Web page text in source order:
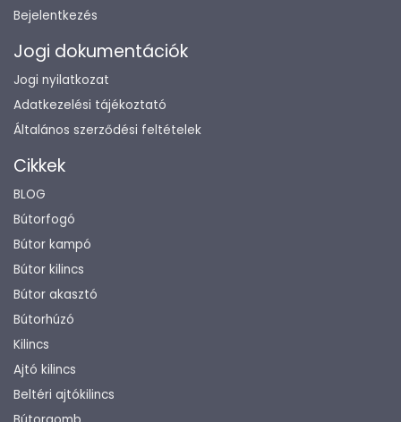
Bejelentkezés
Jogi dokumentációk
Jogi nyilatkozat
Adatkezelési tájékoztató
Általános szerződési feltételek
Cikkek
BLOG
Bútorfogó
Bútor kampó
Bútor kilincs
Bútor akasztó
Bútorhúzó
Kilincs
Ajtó kilincs
Beltéri ajtókilincs